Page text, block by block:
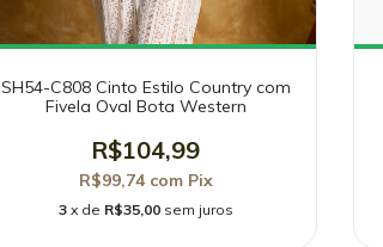
SH54-C808 Cinto Estilo Country com
Fivela Oval Bota Western
R$104,99
R$99,74 com Pix
3 x de R$35,00 sem juros